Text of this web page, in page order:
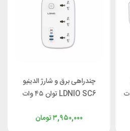
چندراهی برق و شارژ الدینیو
LDNIO SC6 توان ۴۵ وات
تومان۳,۹۵۰,۰۰۰